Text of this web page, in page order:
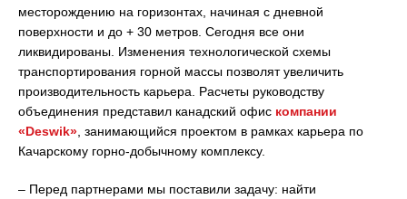
месторождению на горизонтах, начиная с дневной
поверхности и до + 30 метров. Сегодня все они
ликвидированы. Изменения технологической схемы
транспортирования горной массы позволят увеличить
производительность карьера. Расчеты руководству
объединения представил канадский офис компании
«Deswik» , занимающийся проектом в рамках карьера по
Качарскому горно-добычному комплексу.
– Перед партнерами мы поставили задачу: найти